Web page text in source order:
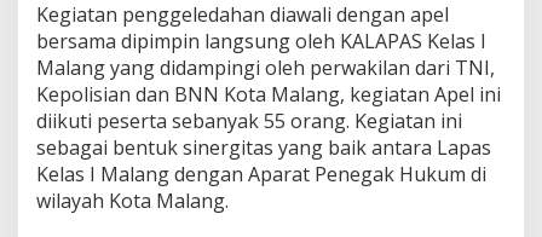
M
a
l
a
n
g
Kegiatan penggeledahan diawali dengan apel
bersama dipimpin langsung oleh KALAPAS Kelas I
Malang yang didampingi oleh perwakilan dari TNI,
Kepolisian dan BNN Kota Malang, kegiatan Apel ini
diikuti peserta sebanyak 55 orang. Kegiatan ini
sebagai bentuk sinergitas yang baik antara Lapas
Kelas I Malang dengan Aparat Penegak Hukum di
wilayah Kota Malang.